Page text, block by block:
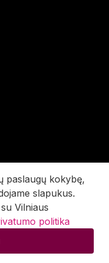
paslaugų kokybę,
slapukus.
Vilniaus
politika